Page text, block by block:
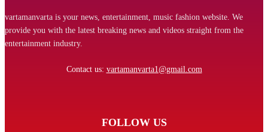
vartamanvarta is your news, entertainment, music fashion website. We
provide you with the latest breaking news and videos straight from the
entertainment industry.
Contact us: vartamanvarta1@gmail.com
FOLLOW US